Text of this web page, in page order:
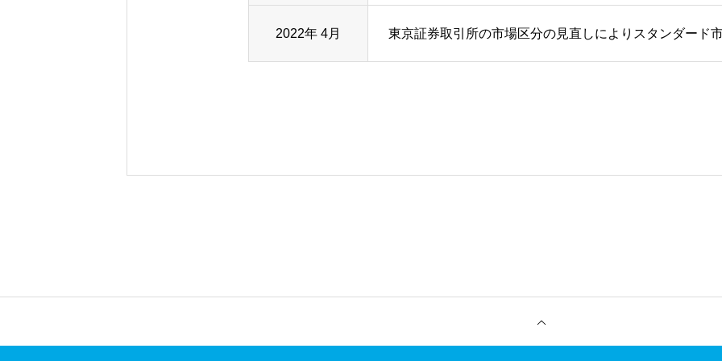
2022年 4月 東京証券取引所の市場区分の見直しによりスタンダード